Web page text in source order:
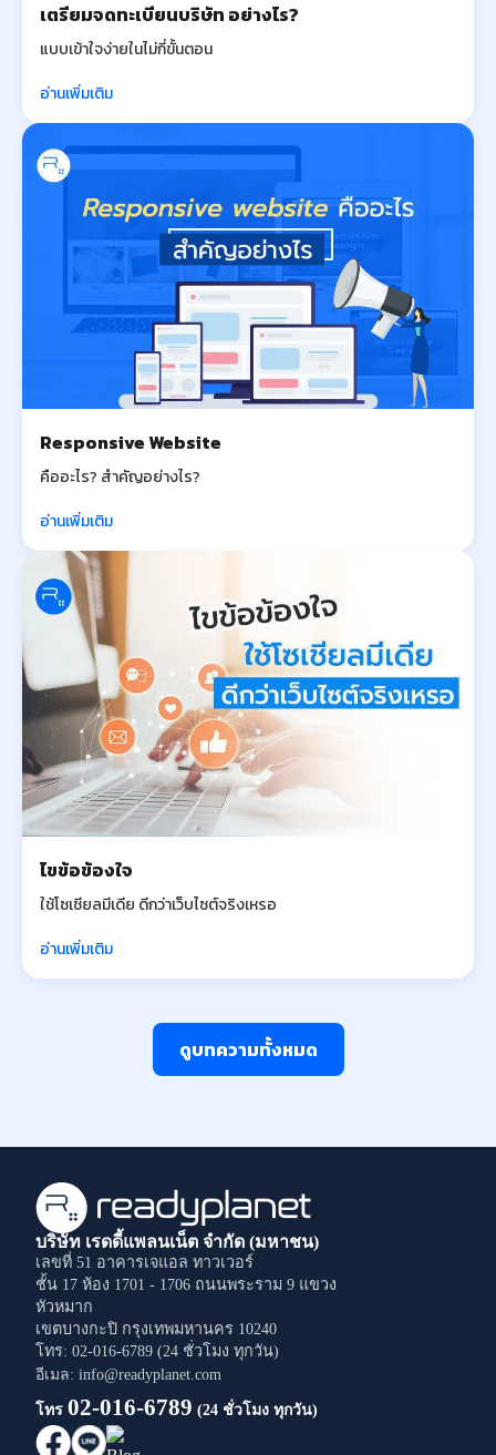
เตรียมจดทะเบียนบริษัท อย่างไร?
แบบเข้าใจง่ายในไม่กี่ขั้นตอน
อ่านเพิ่มเติม
Responsive Website
คืออะไร? สำคัญอย่างไร?
อ่านเพิ่มเติม
ไขข้อข้องใจ
ใช้โซเชียลมีเดีย ดีกว่าเว็บไซต์จริงเหรอ
อ่านเพิ่มเติม
ดูบทความทั้งหมด
บริษัท เรดดี้แพลนเน็ต จำกัด (มหาชน)
เลขที่ 51 อาคารเจแอล ทาวเวอร์
ชั้น 17 ห้อง 1701 - 1706 ถนนพระราม 9 แขวง
หัวหมาก
เขตบางกะปิ กรุงเทพมหานคร 10240
โทร: 02-016-6789 (24 ชั่วโมง ทุกวัน)
อีเมล: info@readyplanet.com
โทร 02-016-6789 (24 ชั่วโมง ทุกวัน)